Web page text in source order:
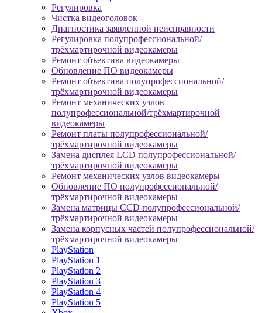
Регулировка
Чистка видеоголовок
Диагностика заявленной неисправности
Регулировка полупрофессиональной/
трёхмартирочной видеокамеры
Ремонт объектива видеокамеры
Обновление ПО видеокамеры
Ремонт объектива полупрофессиональной/
трёхмартирочной видеокамеры
Ремонт механических узлов
полупрофессиональной/трёхмартирочной
видеокамеры
Ремонт платы полупрофессиональной/
трёхмартирочной видеокамеры
Замена дисплея LCD полупрофессиональной/
трёхмартирочной видеокамеры
Ремонт механических узлов видеокамеры
Обновление ПО полупрофессиональной/
трёхмартирочной видеокамеры
Замена матрицы CCD полупрофессиональной/
трёхмартирочной видеокамеры
Замена корпусных частей полупрофессиональной/
трёхмартирочной видеокамеры
PlayStation
PlayStation 1
PlayStation 2
PlayStation 3
PlayStation 4
PlayStation 5